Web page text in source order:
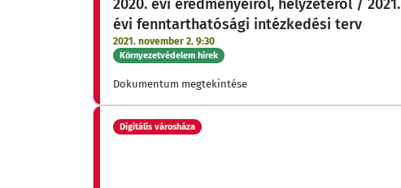
2020. évi eredményeiről, helyzetéről / 2021.
évi fenntarthatósági intézkedési terv
2021. november 2. 9:30
Környezetvédelem hírek
Dokumentum megtekintése
Digitális városháza